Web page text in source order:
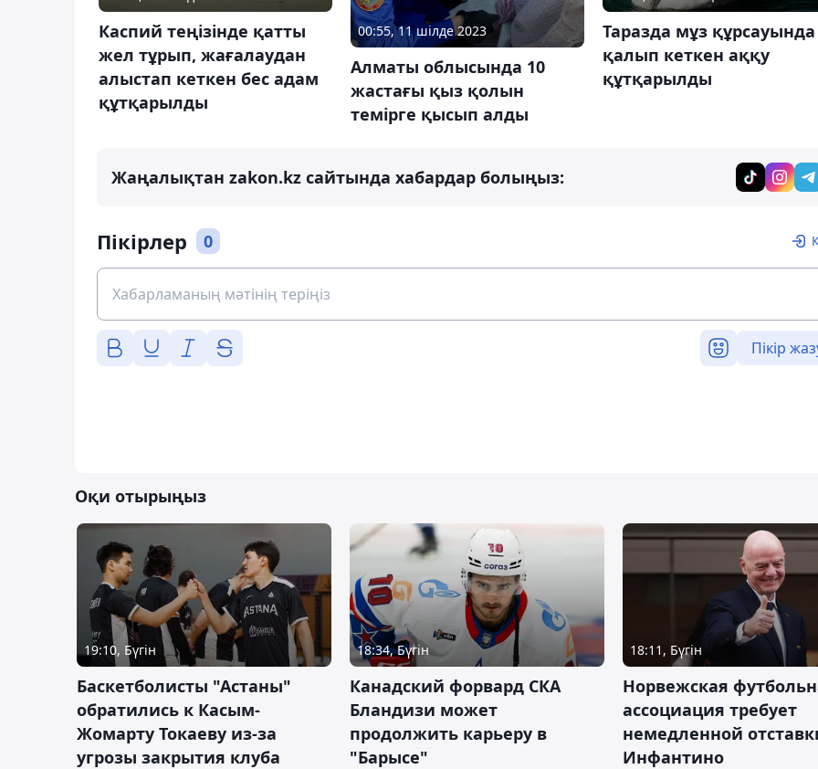
Каспий теңізінде қатты
жел тұрып, жағалаудан
алыстап кеткен бес адам
құтқарылды
00:55, 11 шілде 2023
Алматы облысында 10
жастағы қыз қолын
темірге қысып алды
Таразда мұз құрсауында
қалып кеткен аққу
құтқарылды
Жаңалықтан zakon.kz сайтында хабардар болыңыз:
Пікірлер 0
Пікір
Оқи отырыңыз
19:10, Бүгін
Баскетболисты "Астаны"
обратились к Касым-
Жомарту Токаеву из-за
угрозы закрытия клуба
18:34, Бүгін
Канадский форвард СКА
Бландизи может
продолжить карьеру в
"Барысе"
18:11, Бүгін
Норвежская
ассоциация требует
немедленной
Инфантино